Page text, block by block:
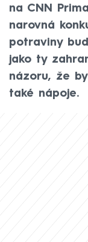
na CNN
narovná
potraviny
jako ty
názoru, že
také nápoje.